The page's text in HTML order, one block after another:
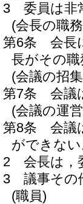
3
委員は非
(会長の職
第6条
会長
長がその
(会議の招
第7条
会議
(会議の運
第8条
会議
ができな
2
会長は，
3
議事その
(職員)